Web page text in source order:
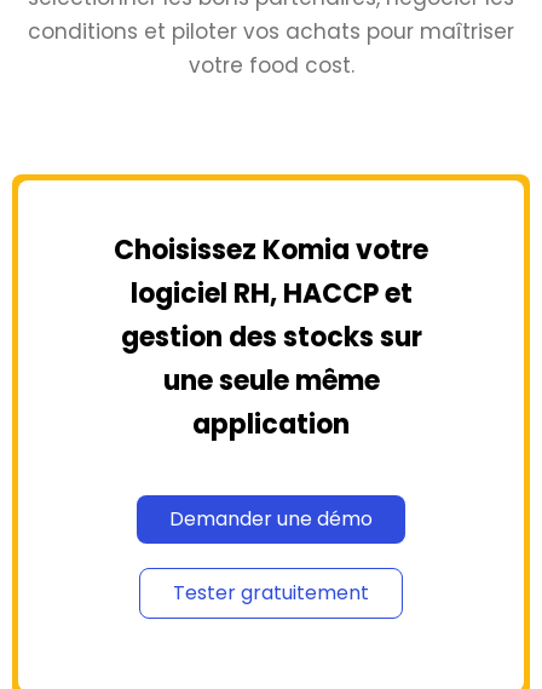
conditions et piloter vos achats pour maîtriser
votre food cost.
Choisissez Komia votre
logiciel RH, HACCP et
gestion des stocks sur
une seule même
application
Demander une démo
Tester gratuitement